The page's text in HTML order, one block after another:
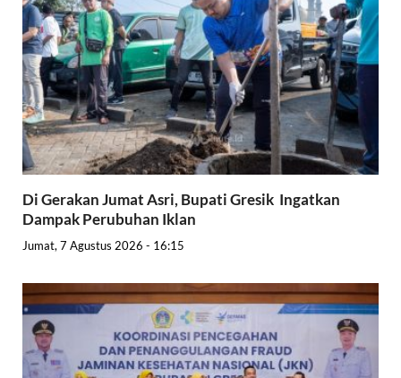
Di Gerakan Jumat Asri, Bupati Gresik Ingatkan
Dampak Perubuhan Iklan
Jumat, 7 Agustus 2026 - 16:15